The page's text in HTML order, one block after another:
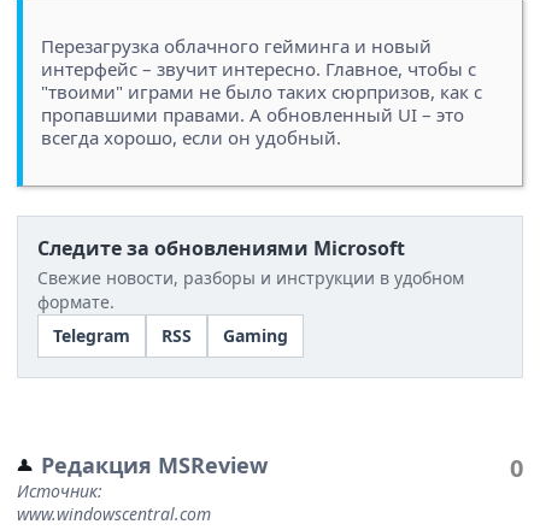
Перезагрузка облачного гейминга и новый
интерфейс – звучит интересно. Главное, чтобы с
"твоими" играми не было таких сюрпризов, как с
пропавшими правами. А обновленный UI – это
всегда хорошо, если он удобный.
Следите за обновлениями Microsoft
Свежие новости, разборы и инструкции в удобном
формате.
Telegram
RSS Gaming
Редакция MSReview
Источник:
www.windowscentral.com
0